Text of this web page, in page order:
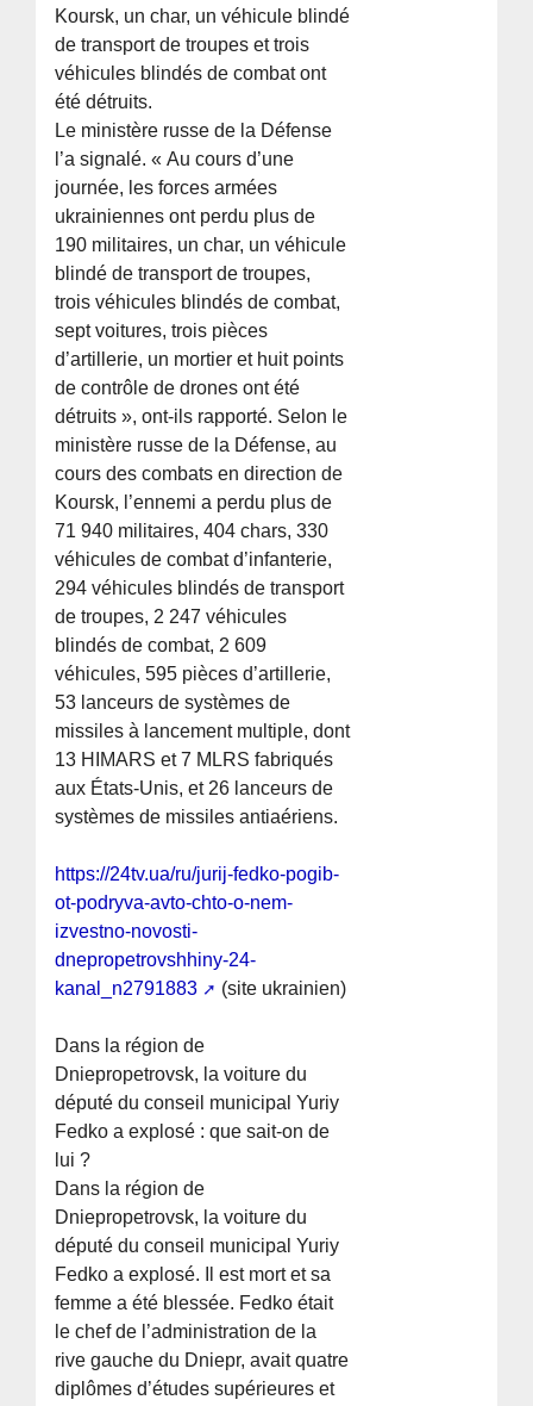
Koursk, un char, un véhicule blindé
de transport de troupes et trois
véhicules blindés de combat ont
été détruits.
Le ministère russe de la Défense
l’a signalé. « Au cours d’une
journée, les forces armées
ukrainiennes ont perdu plus de
190 militaires, un char, un véhicule
blindé de transport de troupes,
trois véhicules blindés de combat,
sept voitures, trois pièces
d’artillerie, un mortier et huit points
de contrôle de drones ont été
détruits », ont-ils rapporté. Selon le
ministère russe de la Défense, au
cours des combats en direction de
Koursk, l’ennemi a perdu plus de
71 940 militaires, 404 chars, 330
véhicules de combat d’infanterie,
294 véhicules blindés de transport
de troupes, 2 247 véhicules
blindés de combat, 2 609
véhicules, 595 pièces d’artillerie,
53 lanceurs de systèmes de
missiles à lancement multiple, dont
13 HIMARS et 7 MLRS fabriqués
aux États-Unis, et 26 lanceurs de
systèmes de missiles antiaériens.
https://24tv.ua/ru/jurij-fedko-pogib-
ot-podryva-avto-chto-o-nem-
izvestno-novosti-
dnepropetrovshhiny-24-
kanal_n2791883
(site ukrainien)
Dans la région de
Dniepropetrovsk, la voiture du
député du conseil municipal Yuriy
Fedko a explosé : que sait-on de
lui ?
Dans la région de
Dniepropetrovsk, la voiture du
député du conseil municipal Yuriy
Fedko a explosé. Il est mort et sa
femme a été blessée. Fedko était
le chef de l’administration de la
rive gauche du Dniepr, avait quatre
diplômes d’études supérieures et